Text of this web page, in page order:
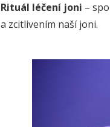
Rituál léčení joni –
a zcitlivením naší joni.